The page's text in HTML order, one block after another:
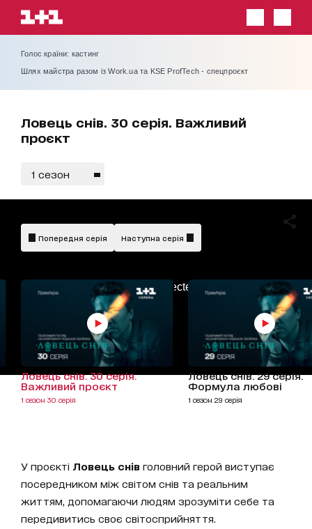
Голос країни: кастинг
Шлях майстра разом із Work.ua та KSE ProfTech - спецпроєкт
Ловець снів. 30 серія. Важливий
проєкт
1 сезон
AdBlockDetected!
Попередня серія Наступна серія
Ловець снів. 30 серія.
Важливий проєкт
1 сезон 30 серія
Ловець снів. 29 серія.
Формула любові
1 сезон 29 серія
У проєкті Ловець снів головний герой виступає
посередником між світом снів та реальним
життям, допомагаючи людям зрозуміти себе та
передивитись своє світосприйняття.